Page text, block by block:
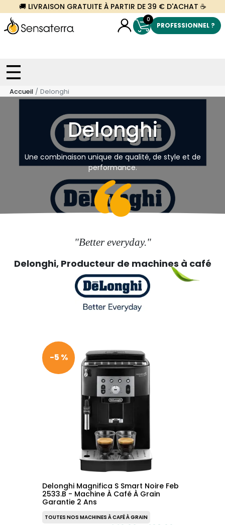
🚚 LIVRAISON GRATUITE À PARTIR DE 39 € D'ACHAT ☕
0
PROFESSIONNEL ?
Accueil Delonghi
Delonghi
Une combinaison unique de qualité, de style et de
performance.
"Better everyday."
Delonghi, Producteur de machines à café
-5 %
Delonghi Magnifica S Smart Noire Feb
2533.B - Machine À Café À Grain
Garantie 2 Ans
TOUTES NOS MACHINES À CAFÉ À GRAIN